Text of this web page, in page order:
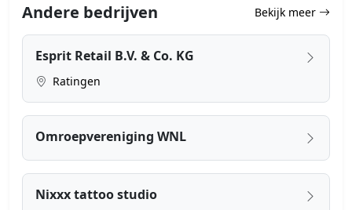
Andere bedrijven Bekijk meer
Esprit Retail B.V. & Co. KG
Ratingen
Omroepvereniging WNL
Nixxx tattoo studio